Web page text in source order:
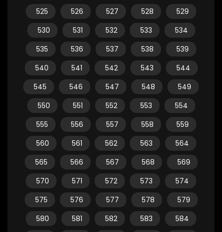
525
526 527 528
529
530
531 532 533
534
535
536 537 538
539
540
541 542 543
544
545
546 547 548
549
550
551 552 553
554
555
556 557 558
559
560
561 562 563
564
565
566 567 568
569
570
571 572 573
574
575
576 577 578
579
580
581 582 583
584